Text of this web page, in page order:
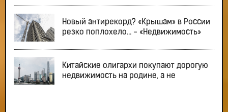
Новый антирекорд? «Крышам» в России
резко поплохело… - «Недвижимость»
Китайские олигархи покупают дорогую
недвижимость на родине, а не